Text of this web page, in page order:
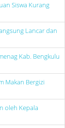
Siswa Kurang
Lancar dan
Kab. Bengkulu
Makan Bergizi
oleh Kepala